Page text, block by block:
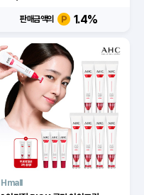
판매금액의 1.4%
Hmall